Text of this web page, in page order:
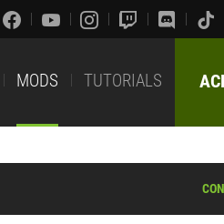
MODS TUTORIALS